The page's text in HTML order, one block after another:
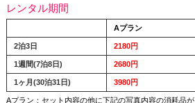
レンタル期間
Aプラン
2泊3日 2180円
1週間(7泊8日) 2680円
1ヶ月(30泊31日) 3980円
Aプラン：セット内容の他に下記の写真内容の消耗品が